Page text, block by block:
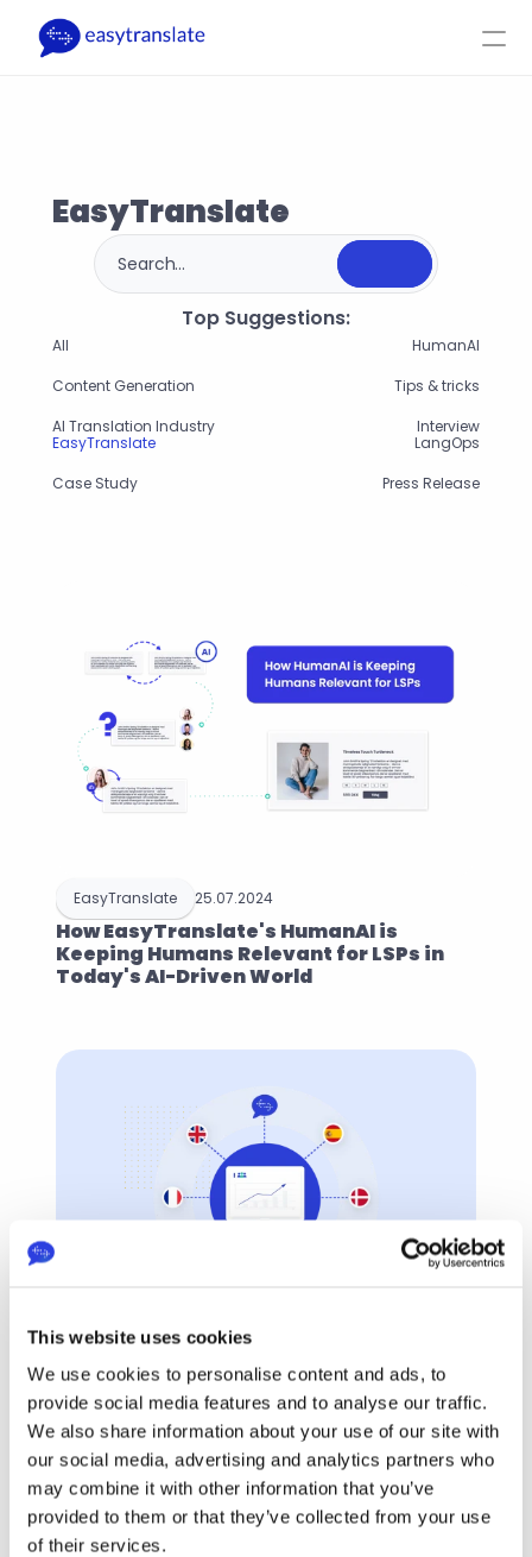
This website uses cookies
We use cookies to personalise content and ads, to
provide social media features and to analyse our traffic.
We also share information about your use of our site with
our social media, advertising and analytics partners who
may combine it with other information that you’ve
provided to them or that they’ve collected from your use
of their services.
EasyTranslate
Search...
Top Suggestions:
All
HumanAI
Content Generation
Tips & tricks
AI Translation Industry
Interview
LangOps
EasyTranslate
Press Release
Case Study
EasyTranslate 25.07.2024
How EasyTranslate's HumanAI is
Keeping Humans Relevant for LSPs in
Today's AI-Driven World
EasyTranslate 21.04.2022
The Growth Companies of the Future
Are Masters of Language